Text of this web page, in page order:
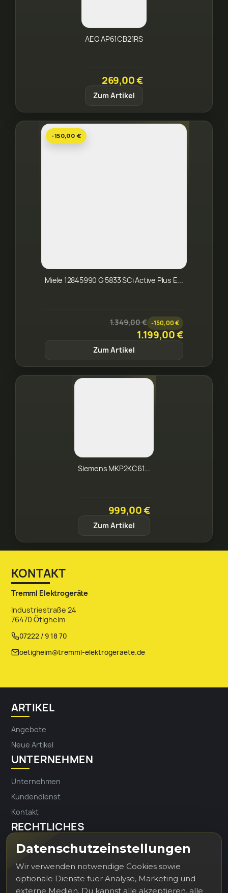
Datenschutzeinstellungen
Wir verwenden notwendige Cookies sowie
optionale Dienste fuer Analyse, Marketing und
externe Medien. Du kannst alle akzeptieren, alle
AEG AP61CB21RS
269,00 €
Zum Artikel
-150,00 €
Miele 12845990 G 5833 SCi Active Plus E...
1.349,00 € -150,00 €
1.199,00 €
Zum Artikel
Siemens MKP2KC61...
999,00 €
Zum Artikel
KONTAKT
Tremml Elektrogeräte
Industriestraße 24
76470 Ötigheim
07222 / 9 18 70
oetigheim@tremml-elektrogeraete.de
ARTIKEL
Angebote
Neue Artikel
UNTERNEHMEN
Unternehmen
Kundendienst
Kontakt
RECHTLICHES
Impressum
Datenschutz